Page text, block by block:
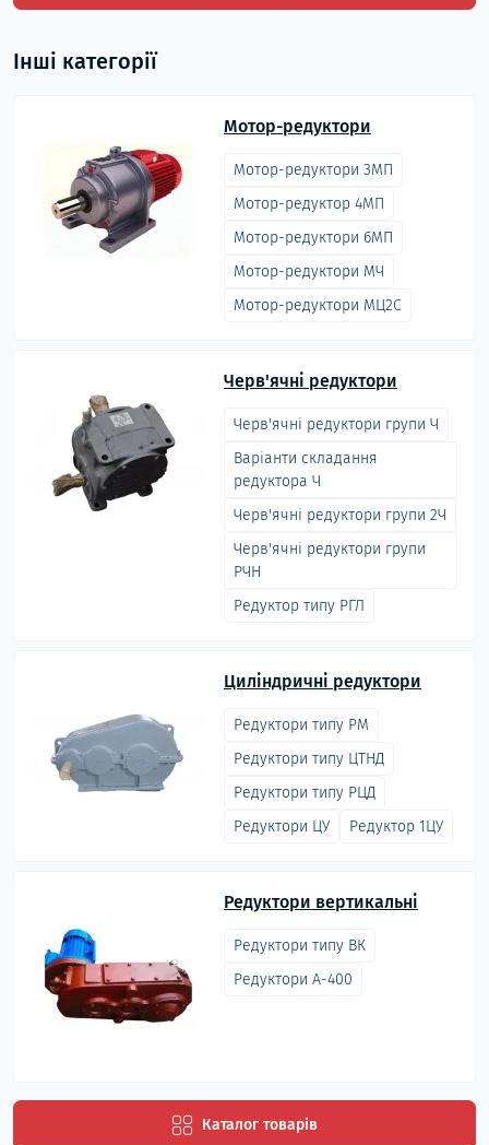
Інші категорії
Мотор-редуктори
Мотор-редуктори 3МП
Мотор-редуктор 4МП
Мотор-редуктори 6МП
Мотор-редуктори МЧ
Мотор-редуктори МЦ2С
Черв'ячні редуктори
Черв'ячні редуктори групи Ч
Варіанти складання
редуктора Ч
Черв'ячні редуктори групи 2Ч
Черв'ячні редуктори групи
РЧН
Редуктор типу РГЛ
Циліндричні редуктори
Редуктори типу РМ
Редуктори типу ЦТНД
Редуктори типу РЦД
Редуктори ЦУ
Редуктор 1ЦУ
Редуктори вертикальні
Редуктори типу ВК
Редуктори А-400
Каталог товарів